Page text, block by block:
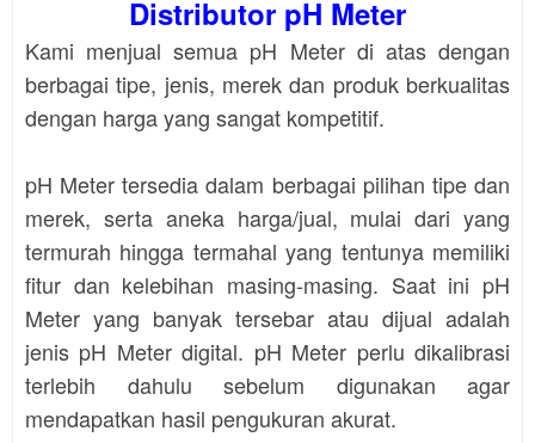
Distributor pH Meter
Kami menjual semua pH Meter di atas dengan
berbagai tipe, jenis, merek dan produk berkualitas
dengan harga yang sangat kompetitif.
pH Meter tersedia dalam berbagai pilihan tipe dan
merek, serta aneka harga/jual, mulai dari yang
termurah hingga termahal yang tentunya memiliki
fitur dan kelebihan masing-masing. Saat ini pH
Meter yang banyak tersebar atau dijual adalah
jenis pH Meter digital. pH Meter perlu dikalibrasi
terlebih dahulu sebelum digunakan agar
mendapatkan hasil pengukuran akurat.